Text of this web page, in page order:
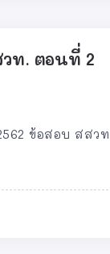
วท. ตอนที่ 2
ข้อสอบ สสว